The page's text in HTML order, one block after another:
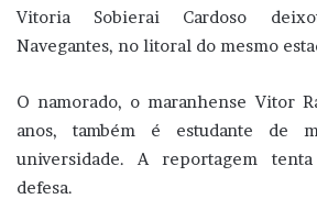
Vitoria Sobierai Cardoso
Navegantes, no litoral do mesmo
O namorado, o maranhense Vitor
anos, também é estudante de
universidade. A reportagem
defesa.